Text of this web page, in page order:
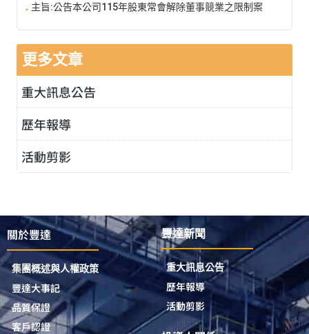
主旨:公告本公司115年股東常會解除董事競業之限制案
更多文章
重大訊息公告
歷年報導
活動剪影
關於豐達
集團概述與人權政策
豐達大事記
品質保證
客戶認證
豐達新聞
重大訊息公告
歷年報導
活動剪影